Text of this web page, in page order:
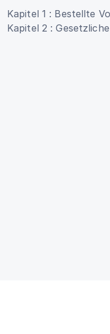
Kapitel 1 : Bestellte
Kapitel 2 :